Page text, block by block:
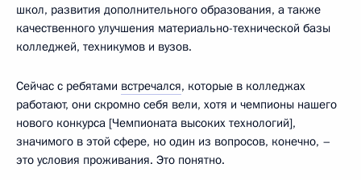
школ, развития дополнительного образования, а также
качественного улучшения материально-технической базы
колледжей, техникумов и вузов.
Сейчас с ребятами встречался, которые в колледжах
работают, они скромно себя вели, хотя и чемпионы нашего
нового конкурса [Чемпионата высоких технологий],
значимого в этой сфере, но один из вопросов, конечно, –
это условия проживания. Это понятно.